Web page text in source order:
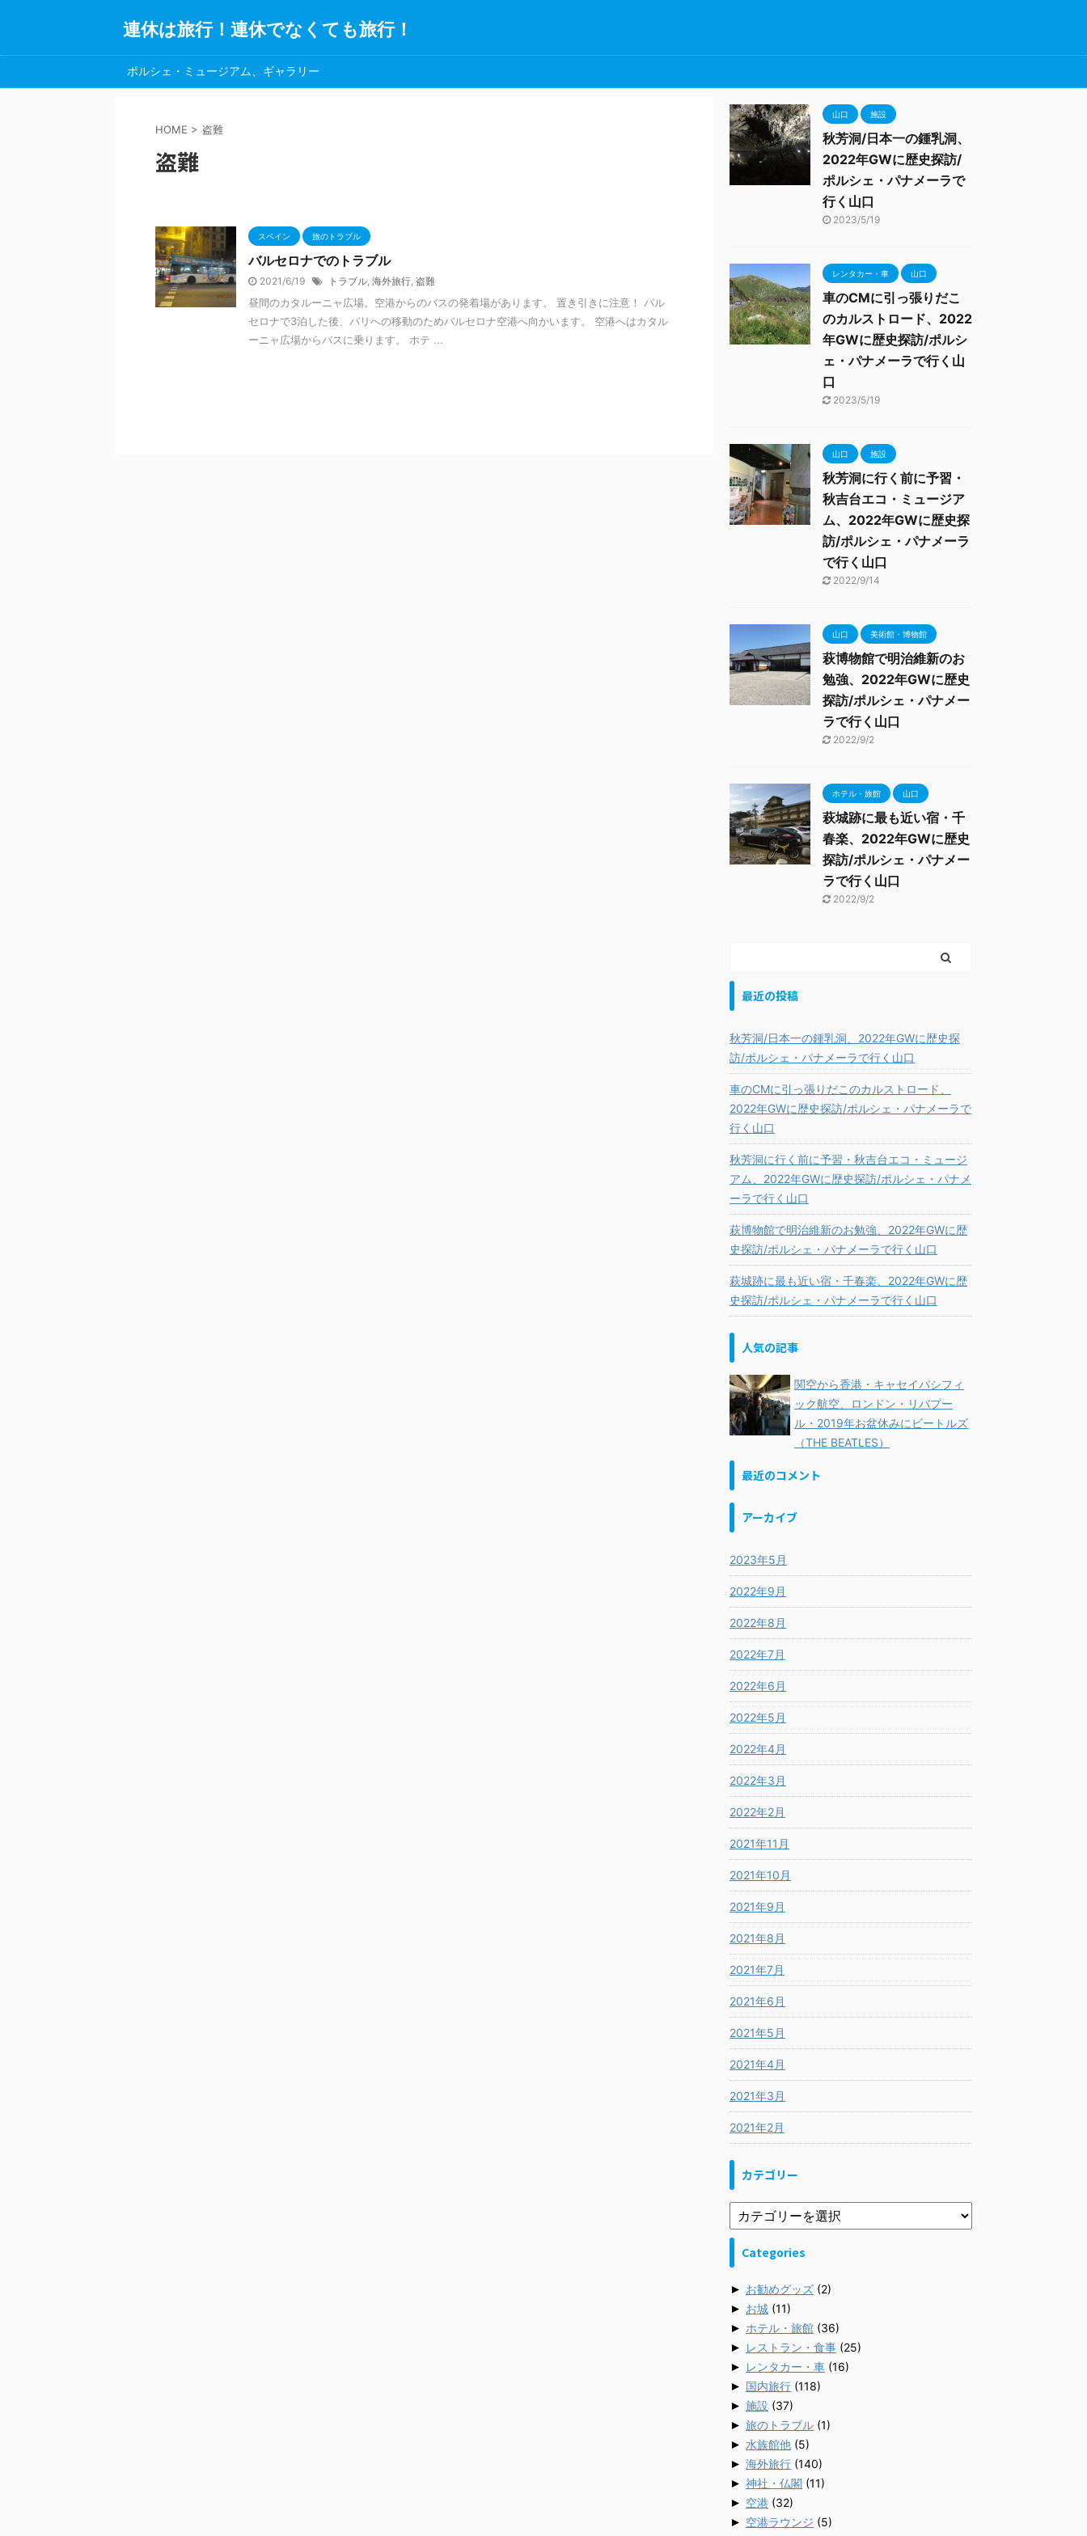
連休は旅行！連休でなくても旅行！
ポルシェ・ミュージアム、ギャラリー
HOME > 盗難
盗難
スペイン 旅のトラブル
バルセロナでのトラブル
2021/6/19 トラブル, 海外旅行, 盗難
昼間のカタルーニャ広場。空港からのバスの発着場があります。 置き引きに注意！ バル
セロナで3泊した後、パリへの移動のためバルセロナ空港へ向かいます。 空港へはカタル
ーニャ広場からバスに乗ります。 ホテ ...
山口 施設
秋芳洞/日本一の鍾乳洞、
2022年GWに歴史探訪/
ポルシェ・パナメーラで
行く山口
2023/5/19
レンタカー・車 山口
車のCMに引っ張りだこ
のカルストロード、2022
年GWに歴史探訪/ポルシ
ェ・パナメーラで行く山
口
2023/5/19
山口 施設
秋芳洞に行く前に予習・
秋吉台エコ・ミュージア
ム、2022年GWに歴史探
訪/ポルシェ・パナメーラ
で行く山口
2022/9/14
山口 美術館・博物館
萩博物館で明治維新のお
勉強、2022年GWに歴史
探訪/ポルシェ・パナメー
ラで行く山口
2022/9/2
ホテル・旅館 山口
萩城跡に最も近い宿・千
春楽、2022年GWに歴史
探訪/ポルシェ・パナメー
ラで行く山口
2022/9/2
最近の投稿
秋芳洞/日本一の鍾乳洞、2022年GWに歴史探
訪/ポルシェ・パナメーラで行く山口
車のCMに引っ張りだこのカルストロード、
2022年GWに歴史探訪/ポルシェ・パナメーラで
行く山口
秋芳洞に行く前に予習・秋吉台エコ・ミュージ
アム、2022年GWに歴史探訪/ポルシェ・パナメ
ーラで行く山口
萩博物館で明治維新のお勉強、2022年GWに歴
史探訪/ポルシェ・パナメーラで行く山口
萩城跡に最も近い宿・千春楽、2022年GWに歴
史探訪/ポルシェ・パナメーラで行く山口
人気の記事
関空から香港・キャセイパシフィ
ック航空、ロンドン・リバプー
ル・2019年お盆休みにビートルズ
（THE BEATLES）
最近のコメント
アーカイブ
2023年5月
2022年9月
2022年8月
2022年7月
2022年6月
2022年5月
2022年4月
2022年3月
2022年2月
2021年11月
2021年10月
2021年9月
2021年8月
2021年7月
2021年6月
2021年5月
2021年4月
2021年3月
2021年2月
カテゴリー
Categories
► お勧めグッズ (2)
► お城 (11)
► ホテル・旅館 (36)
► レストラン・食事 (25)
► レンタカー・車 (16)
► 国内旅行 (118)
► 施設 (37)
► 旅のトラブル (1)
► 水族館他 (5)
► 海外旅行 (140)
► 神社・仏閣 (11)
► 空港 (32)
► 空港ラウンジ (5)